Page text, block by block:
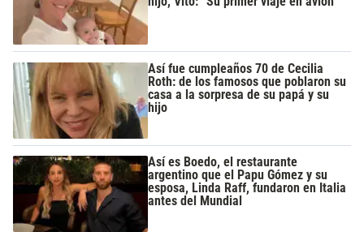
Así fue cumpleaños 70 de Cecilia
Roth: de los famosos que poblaron su
casa a la sorpresa de su papá y su
hijo
Así es Boedo, el restaurante
argentino que el Papu Gómez y su
esposa, Linda Raff, fundaron en Italia
antes del Mundial